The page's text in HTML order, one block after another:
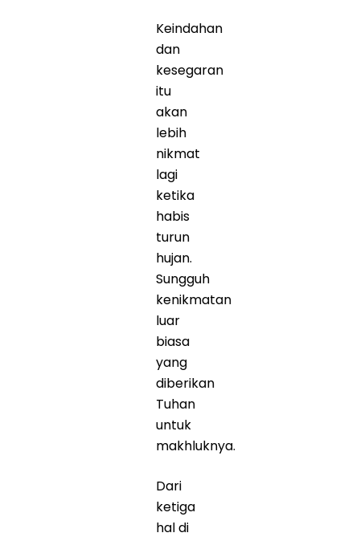
Keindahan
dan
kesegaran
itu
akan
lebih
nikmat
lagi
ketika
habis
turun
hujan.
Sungguh
kenikmatan
luar
biasa
yang
diberikan
Tuhan
untuk
makhluknya.
Dari
ketiga
hal di